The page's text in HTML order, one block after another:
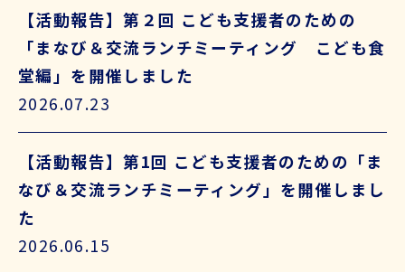
【活動報告】第２回 こども支援者のための
「まなび＆交流ランチミーティング こども食
堂編」を開催しました
2026.07.23
【活動報告】第1回 こども支援者のための「ま
なび＆交流ランチミーティング」を開催しまし
た
2026.06.15